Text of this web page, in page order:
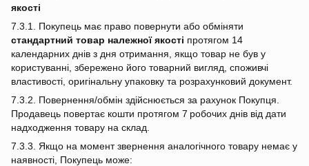
якості
7.3.1. Покупець має право повернути або обміняти
стандартний товар належної якості протягом 14
календарних днів з дня отримання, якщо товар не був у
користуванні, збережено його товарний вигляд, споживчі
властивості, оригінальну упаковку та розрахунковий документ.
7.3.2. Повернення/обмін здійснюється за рахунок Покупця.
Продавець повертає кошти протягом 7 робочих днів від дати
надходження товару на склад.
7.3.3. Якщо на момент звернення аналогічного товару немає у
наявності, Покупець може: